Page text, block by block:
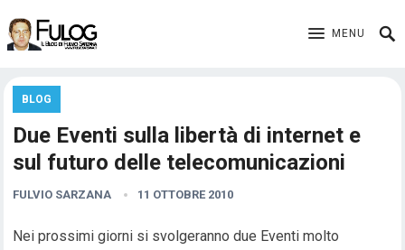
MENU
BLOG
Due Eventi sulla libertà di internet e
sul futuro delle telecomunicazioni
FULVIO SARZANA 11 OTTOBRE 2010
Nei prossimi giorni si svolgeranno due Eventi molto